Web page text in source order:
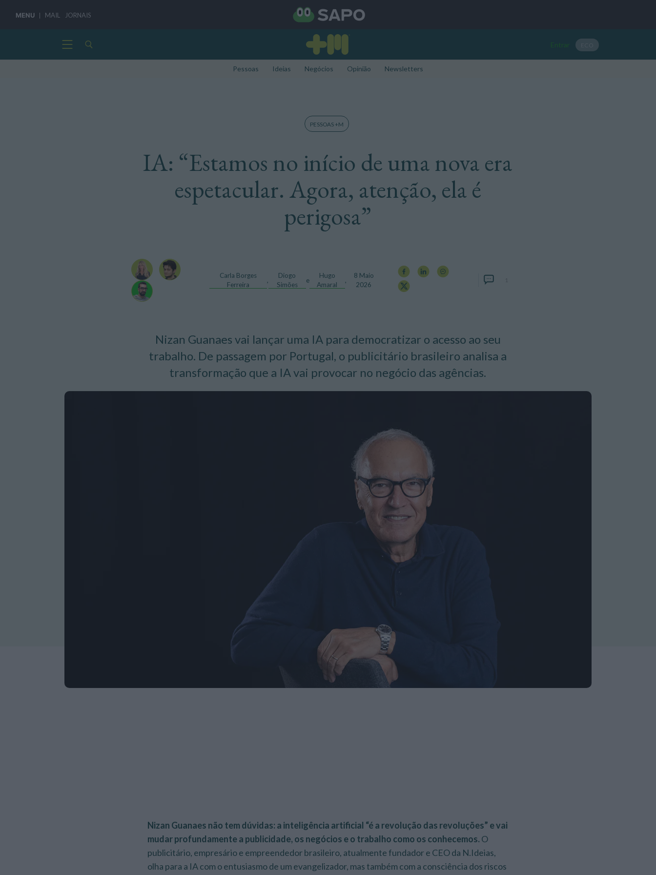
MENU MAIL JORNAIS
Entrar ECO
Pessoas Ideias Negócios Opinião Newsletters
PESSOAS +M
IA: “Estamos no início de uma nova era
espetacular. Agora, atenção, ela é
perigosa”
Carla Borges
Ferreira
,
Diogo
Simões
e
Hugo
Amaral
,
8 Maio
2026
Nizan Guanaes vai lançar uma IA para democratizar o acesso ao seu
trabalho. De passagem por Portugal, o publicitário brasileiro analisa a
transformação que a IA vai provocar no negócio das agências.
Nizan Guanaes não tem dúvidas: a inteligência artificial “é a revolução das revoluções” e vai
mudar profundamente a publicidade, os negócios e o trabalho como os conhecemos. O
publicitário, empresário e empreendedor brasileiro, atualmente fundador e CEO da N.Ideias,
olha para a IA com o entusiasmo de um evangelizador, mas também com a consciência dos riscos